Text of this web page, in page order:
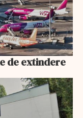
de extindere